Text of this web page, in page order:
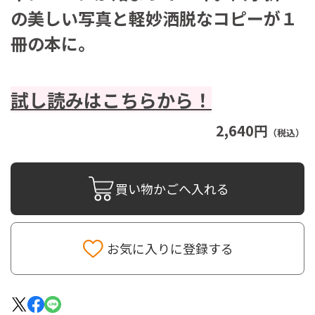
2,640円 （税込）
の美しい写真と軽妙洒脱なコピーが１
冊の本に。
試し読みはこちらから！
買い物かごへ入れる
お気に入りに登録する